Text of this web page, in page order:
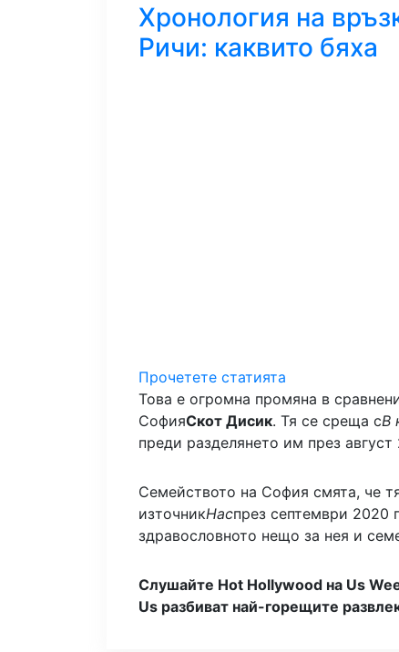
Хронология на
Ричи: каквито бяха
Прочетете статията
Това е огромна промяна в
СофияСкот Дисик. Тя се среща сВ
преди разделянето им през август
Семейството на София смята, че
източникНаспрез септември 2020
здравословното нещо за нея и
Слушайте Hot Hollywood на Us
Us разбиват най-горещите